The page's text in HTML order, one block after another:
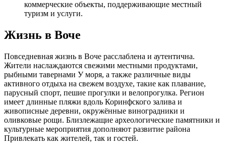
коммерческие объекты, поддерживающие местный
туризм и услуги.
Жизнь в Воче
Повседневная жизнь в Воче расслаблена и аутентична.
Жители наслаждаются свежими местными продуктами,
рыбными тавернами У моря, а также различные виды
активного отдыха на свежем воздухе, такие как плавание,
парусный спорт, пешие прогулки и велопрогулка. Регион
имеет длинные пляжи вдоль Коринфского залива и
живописные деревни, окружённые виноградники и
оливковые рощи. Близлежащие археологические памятники и
культурные мероприятия дополняют развитие района
Привлекать как жителей, так и гостей.